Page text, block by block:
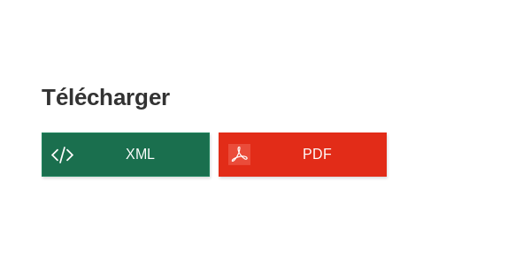
TéléchargerTélécharger le contenu de la page
XML PDF